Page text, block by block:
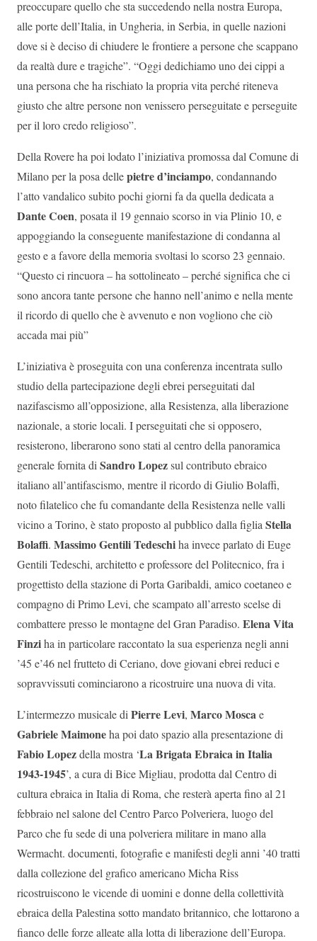
preoccupare quello che sta succedendo nella nostra Europa,
alle porte dell’Italia, in Ungheria, in Serbia, in quelle nazioni
dove si è deciso di chiudere le frontiere a persone che scappano
da realtà dure e tragiche”. “Oggi dedichiamo uno dei cippi a
una persona che ha rischiato la propria vita perché riteneva
giusto che altre persone non venissero perseguitate e perseguite
per il loro credo religioso”.
Della Rovere ha poi lodato l’iniziativa promossa dal Comune di
Milano per la posa dellepietre d’inciampo, condannando
l’atto vandalico subito pochi giorni fa da quella dedicata a
Dante Coen, posata il 19 gennaio scorso in via Plinio 10, e
appoggiando la conseguente manifestazione di condanna al
gesto e a favore della memoria svoltasi lo scorso 23 gennaio.
“Questo ci rincuora – ha sottolineato – perché significa che ci
sono ancora tante persone che hanno nell’animo e nella mente
il ricordo di quello che è avvenuto e non vogliono che ciò
accada mai più”
L’iniziativa è proseguita con una conferenza incentrata sullo
studio della partecipazione degli ebrei perseguitati dal
nazifascismo all’opposizione, alla Resistenza, alla liberazione
nazionale, a storie locali. I perseguitati che si opposero,
resisterono, liberarono sono stati al centro della panoramica
generale fornita di Sandro Lopezsul contributo ebraico
italiano all’antifascismo, mentre il ricordo di Giulio Bolaffi,
noto filatelico che fu comandante della Resistenza nelle valli
vicino a Torino, è stato proposto al pubblico dalla figlia Stella
Bolaffi. Massimo Gentili Tedeschiha invece parlato di Euge
Gentili Tedeschi, architetto e professore del Politecnico, fra i
progettisto della stazione di Porta Garibaldi, amico coetaneo e
compagno di Primo Levi, che scampato all’arresto scelse di
combattere presso le montagne del Gran Paradiso. Elena Vita
Finziha in particolare raccontato la sua esperienza negli anni
’45 e’46 nel frutteto di Ceriano, dove giovani ebrei reduci e
sopravvissuti cominciarono a ricostruire una nuova di vita.
L’intermezzo musicale di Pierre Levi, Marco Moscae
Gabriele Maimoneha poi dato spazio alla presentazione di
Fabio Lopezdella mostra ‘La Brigata Ebraica in Italia
1943-1945’, a cura di Bice Migliau, prodotta dal Centro di
cultura ebraica in Italia di Roma, che resterà aperta fino al 21
febbraio nel salone del Centro Parco Polveriera, luogo del
Parco che fu sede di una polveriera militare in mano alla
Wermacht. documenti, fotografie e manifesti degli anni ’40 tratti
dalla collezione del grafico americano Micha Riss
ricostruiscono le vicende di uomini e donne della collettività
ebraica della Palestina sotto mandato britannico, che lottarono a
fianco delle forze alleate alla lotta di liberazione dell’Europa.